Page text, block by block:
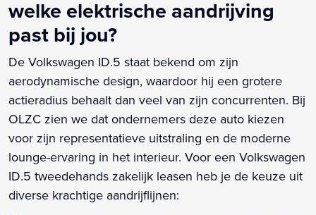
welke elektrische aandrijving
past bij jou?
De Volkswagen ID.5 staat bekend om zijn
aerodynamische design, waardoor hij een grotere
actieradius behaalt dan veel van zijn concurrenten. Bij
OLZC zien we dat ondernemers deze auto kiezen
voor zijn representatieve uitstraling en de moderne
lounge-ervaring in het interieur. Voor een Volkswagen
ID.5 tweedehands zakelijk leasen heb je de keuze uit
diverse krachtige aandrijflijnen: